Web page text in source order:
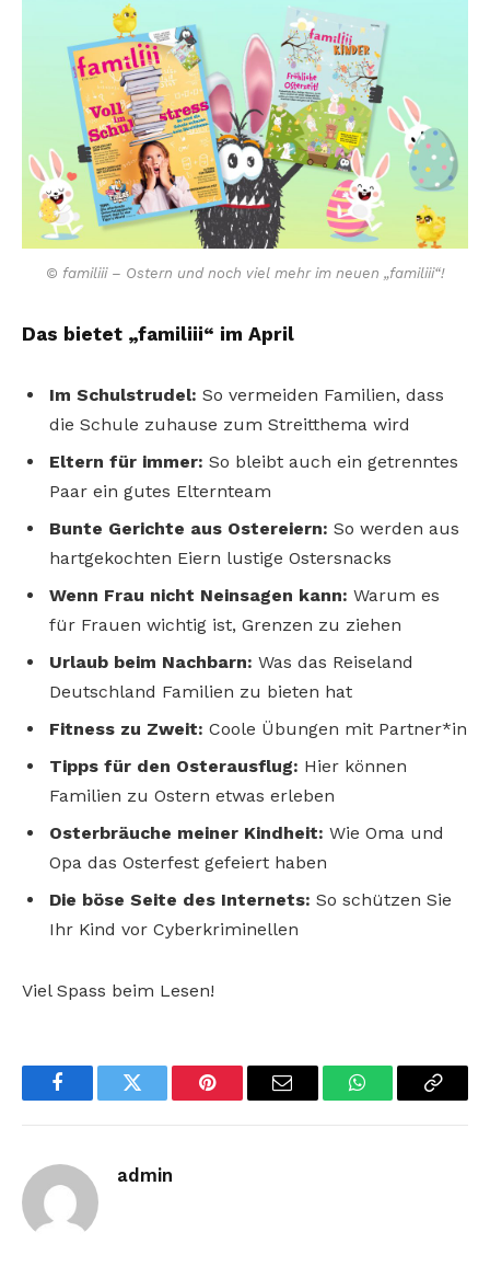
© familiii – Ostern und noch viel mehr im neuen „familiii“!
Das bietet „familiii“ im April
Im Schulstrudel: So vermeiden Familien, dass
die Schule zuhause zum Streitthema wird
Eltern für immer: So bleibt auch ein getrenntes
Paar ein gutes Elternteam
Bunte Gerichte aus Ostereiern: So werden aus
hartgekochten Eiern lustige Ostersnacks
Wenn Frau nicht Neinsagen kann: Warum es
für Frauen wichtig ist, Grenzen zu ziehen
Urlaub beim Nachbarn: Was das Reiseland
Deutschland Familien zu bieten hat
Fitness zu Zweit: Coole Übungen mit Partner*in
Tipps für den Osterausflug: Hier können
Familien zu Ostern etwas erleben
Osterbräuche meiner Kindheit: Wie Oma und
Opa das Osterfest gefeiert haben
Die böse Seite des Internets: So schützen Sie
Ihr Kind vor Cyberkriminellen
Viel Spass beim Lesen!
FacebookTwitter Pinterest Email WhatsAppCopy
admin